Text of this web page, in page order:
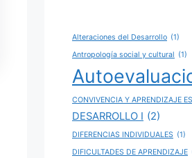
Alteraciones del Desarrollo (1)
Antropología social y cultural (1)
CONVIVENCIA Y APRENDIZAJE
DESARROLLO I (2)
DIFERENCIAS INDIVIDUALES (1)
DIFICULTADES DE APRENDIZAJE